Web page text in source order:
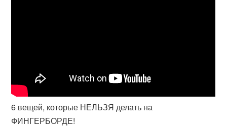
6 вещей, которые НЕЛЬЗЯ делать на
ФИНГЕРБОРДЕ!